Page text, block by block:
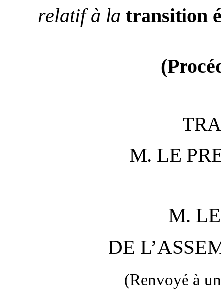
relatifà la transition
(P
M. LE
M.
DE
(Renvoyé à